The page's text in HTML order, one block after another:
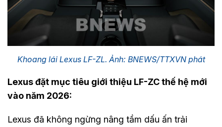
Khoang lái Lexus LF-ZL. Ảnh: BNEWS/TTXVN phát
Lexus đặt mục tiêu giới thiệu LF-ZCthế hệ mới
vào năm 2026:
Lexus đã không ngừng nâng tầm dấu ấn trải